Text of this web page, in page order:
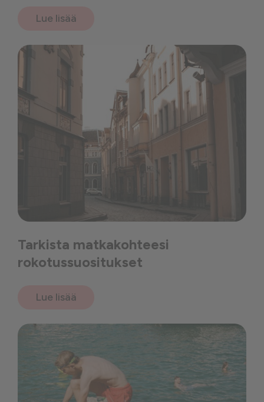
Lue lisää
Tarkista matkakohteesi
rokotussuositukset
Lue lisää